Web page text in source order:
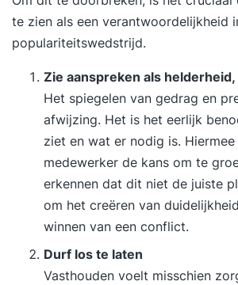
je grenzen aan te geven. - Je
energie door moeiteloos en
communiceren. - Je leert omgaan
weerstand en spanning in
je zekerder in je professionele
maakt meer impact binnen je
trainingen van vanHarte&Lingsma
altijd op het hier en nu. Wat jij
laat zien, vormt de basis voor je
trainers stellen zich kwetsbaar op,
gedrag en dagen je uit om dieper
naar wie jij bent als mens:
te zien als een verantwoordelijkheid
populariteitswedstrijd.
Zie aanspreken als helderheid,
Het spiegelen van gedrag en
afwijzing. Het is het eerlijk
ziet en wat er nodig is.
medewerker de kans om te
erkennen dat dit niet de juiste
om het creëren van
winnen van een conflict.
Durf los te laten
Vasthouden voelt misschien